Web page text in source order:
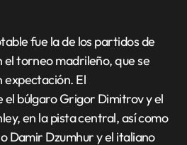
fue la de los partidos de
torneo madrileño, que se
expectación. El
búlgaro Grigor Dimitrov y el
en la pista central, así como
Damir Dzumhur y el italiano